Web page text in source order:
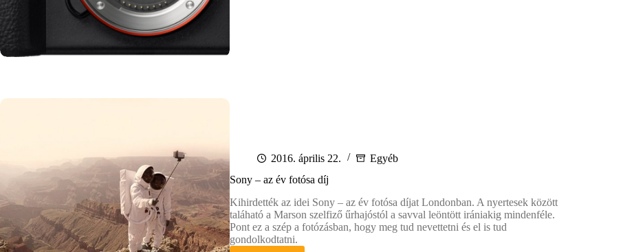
2016. április 22.
Egyéb
Sony – az év fotósa díj
Kihirdették az idei Sony – az év fotósa díjat Londonban. A nyertesek között
taláható a Marson szelfiző űrhajóstól a savval leöntött irániakig mindenféle.
Pont ez a szép a fotózásban, hogy meg tud nevettetni és el is tud
gondolkodtatni.